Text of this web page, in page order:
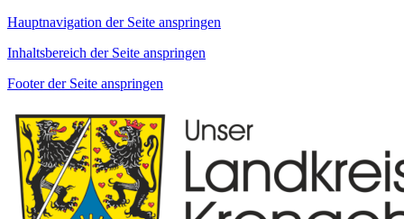
Hauptnavigation der Seite anspringen
Inhaltsbereich der Seite anspringen
Footer der Seite anspringen